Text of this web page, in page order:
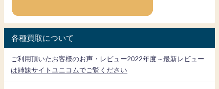
各種買取について
ご利用頂いたお客様のお声・レビュー2022年度～最新レビュー
は姉妹サイトユニコムでご覧ください